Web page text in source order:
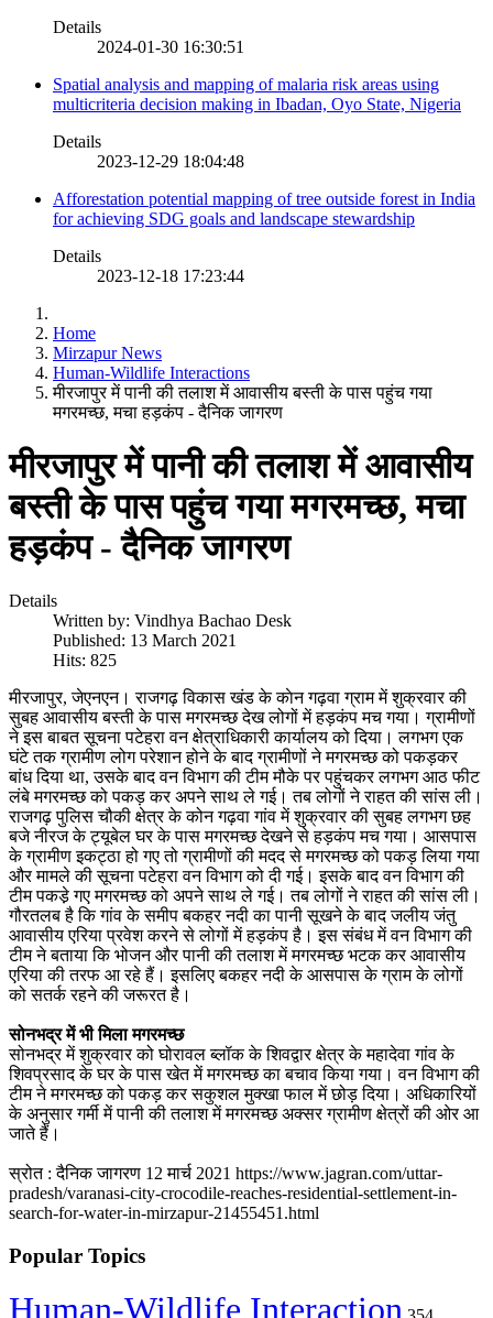
Details
2024-01-30 16:30:51
Spatial analysis and mapping of malaria risk areas using
multicriteria decision making in Ibadan, Oyo State, Nigeria
Details
2023-12-29 18:04:48
Afforestation potential mapping of tree outside forest in India
for achieving SDG goals and landscape stewardship
Details
2023-12-18 17:23:44
Home
Mirzapur News
Human-Wildlife Interactions
मीरजापुर में पानी की तलाश में आवासीय बस्ती के पास पहुंच गया
मगरमच्छ, मचा हड़कंप - दैनिक जागरण
मीरजापुर में पानी की तलाश में आवासीय
बस्ती के पास पहुंच गया मगरमच्छ, मचा
हड़कंप - दैनिक जागरण
Details
Written by: Vindhya Bachao Desk
Published: 13 March 2021
Hits: 825
मीरजापुर, जेएनएन। राजगढ़ विकास खंड के काेन गढ़वा ग्राम में शुक्रवार की
सुबह आवासीय बस्ती के पास मगरमच्छ देख लोगों में हड़कंप मच गया। ग्रामीणों
ने इस बाबत सूचना पटेहरा वन क्षेत्राधिकारी कार्यालय को दिया। लगभग एक
घंटे तक ग्रामीण लोग परेशान होने के बाद ग्रामीणों ने मगरमच्छ को पकड़कर
बांध दिया था, उसके बाद वन विभाग की टीम मौके पर पहुंचकर लगभग आठ फीट
लंबे मगरमच्छ को पकड़ कर अपने साथ ले गई। तब लोगों ने राहत की सांस ली।
राजगढ़ पुलिस चौकी क्षेत्र के कोन गढ़वा गांव में शुक्रवार की सुबह लगभग छह
बजे नीरज के ट्यूबेल घर के पास मगरमच्छ देखने से हड़कंप मच गया। आसपास
के ग्रामीण इकट्ठा हो गए तो ग्रामीणों की मदद से मगरमच्छ को पकड़ लिया गया
और मामले की सूचना पटेहरा वन विभाग को दी गई। इसके बाद वन विभाग की
टीम पकडे़ गए मगरमच्छ को अपने साथ ले गई। तब लोगों ने राहत की सांस ली।
गौरतलब है कि गांव के समीप बकहर नदी का पानी सूखने के बाद जलीय जंतु
आवासीय एरिया प्रवेश करने से लोगों में हड़कंप है। इस संबंध में वन विभाग की
टीम ने बताया कि भोजन और पानी की तलाश में मगरमच्छ भटक कर आवासीय
एरिया की तरफ आ रहे हैं। इसलिए बकहर नदी के आसपास के ग्राम के लोगों
को सतर्क रहने की जरूरत है।
सोनभद्र में भी मिला मगरमच्‍छ
सोनभद्र में शुक्रवार को घोरावल ब्लॉक के शिवद्वार क्षेत्र के महादेवा गांव के
शिवप्रसाद के घर के पास खेत में मगरमच्छ का बचाव किया गया। वन विभाग की
टीम ने मगरमच्छ को पकड़ कर सकुशल मुक्खा फाल में छोड़ दिया। अधिकारियों
के अनुसार गर्मी में पानी की तलाश में मगरमच्‍छ अक्‍सर ग्रामीण क्षेत्रों की ओर आ
जाते हैं।
स्रोत : दैनिक जागरण 12 मार्च 2021 https://www.jagran.com/uttar-
pradesh/varanasi-city-crocodile-reaches-residential-settlement-in-
search-for-water-in-mirzapur-21455451.html
Popular Topics
Human-Wildlife Interaction